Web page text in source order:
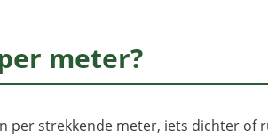
meter?
per strekkende meter, iets dichter of